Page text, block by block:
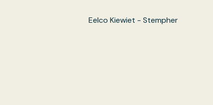
Eelco Kiewiet - Stempher